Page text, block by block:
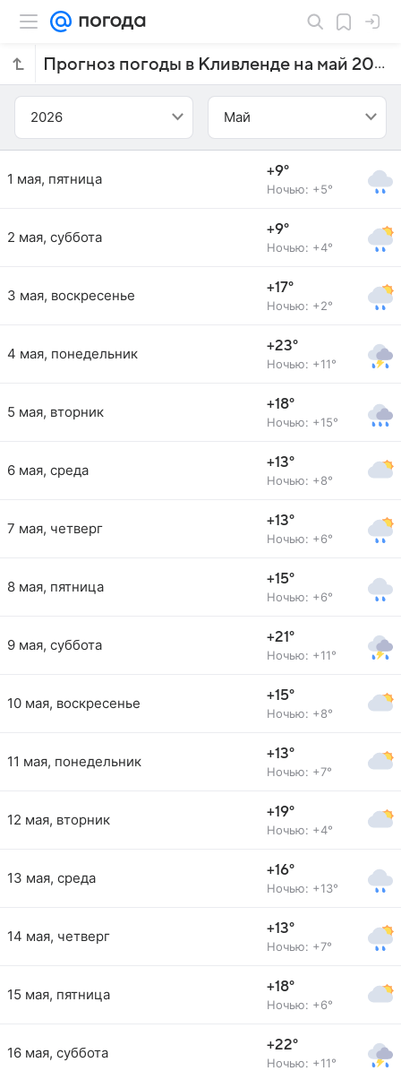
Прогноз погоды в Кливленде на май 2026 года
2026 Май
1 мая, пятница +9°
Ночью: +5°
2 мая, суббота +9°
Ночью: +4°
3 мая, воскресенье +17°
Ночью: +2°
4 мая, понедельник +23°
Ночью: +11°
5 мая, вторник +18°
Ночью: +15°
6 мая, среда +13°
Ночью: +8°
7 мая, четверг +13°
Ночью: +6°
8 мая, пятница +15°
Ночью: +6°
9 мая, суббота +21°
Ночью: +11°
10 мая, воскресенье +15°
Ночью: +8°
11 мая, понедельник +13°
Ночью: +7°
12 мая, вторник +19°
Ночью: +4°
13 мая, среда +16°
Ночью: +13°
14 мая, четверг +13°
Ночью: +7°
15 мая, пятница +18°
Ночью: +6°
16 мая, суббота +22°
Ночью: +11°